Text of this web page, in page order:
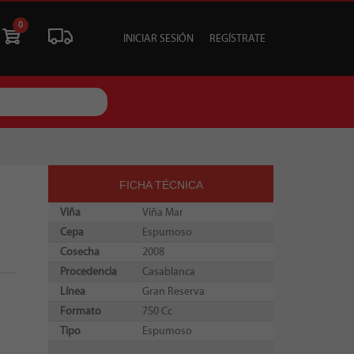
TU EVENTO
0
INICIAR SESIÓN REGÍSTRATE
FICHA TÉCNICA
Viña
Viña Mar
Cepa
Espumoso
Cosecha
2008
Procedencia
Casablanca
Línea
Gran Reserva
Formato
750 Cc
Tipo
Espumoso